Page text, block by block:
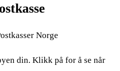
Norge
din. Klikk på for å se når